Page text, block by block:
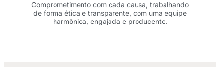
Comprometimento com cada causa, trabalhando
de forma ética e transparente, com uma equipe
harmônica, engajada e producente.